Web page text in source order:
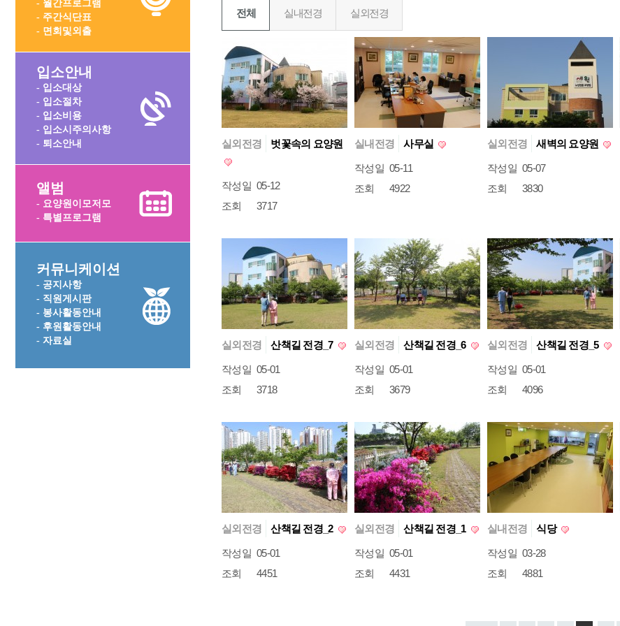
- 월간프로그램
- 주간식단표
- 면회및외출
입소안내
- 입소대상
- 입소절차
- 입소비용
- 입소시주의사항
- 퇴소안내
앨범
- 요양원이모저모
- 특별프로그램
커뮤니케이션
- 공지사항
- 직원게시판
- 봉사활동안내
- 후원활동안내
- 자료실
전체 실내전경 실외전경
실외전경 벗꽃속의 요양원
작성일 05-12
조회
3717
실내전경 사무실
작성일 05-11
조회
4922
실외전경 새벽의 요양원
작성일 05-07
조회
3830
실외전경 산책길 전경_7
작성일 05-01
조회
3718
실외전경 산책길 전경_6
작성일 05-01
조회
3679
실외전경 산책길 전경_5
작성일 05-01
조회
4096
실외전경 산책길 전경_2
작성일 05-01
조회
4451
실외전경 산책길 전경_1
작성일 05-01
조회
4431
실내전경 식당
작성일 03-28
조회
4881